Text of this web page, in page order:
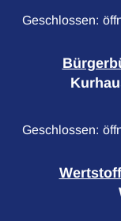
Klicken, um
Geschlossen:
Klicken, um
Geschlossen: